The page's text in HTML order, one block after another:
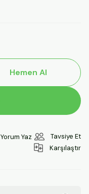
Hemen Al
Yorum Yaz
Tavsiye Et
Karşılaştır